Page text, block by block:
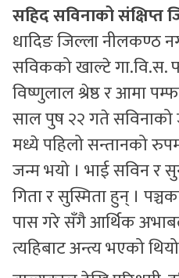
सहिद सविनाको संक्षिप्त
धादिङ जिल्ला नीलकण्ठ
सविकको खाल्टे गा.वि.स.
विष्णुलाल श्रेष्ठ र आमा
साल पुष २२ गते सविनाको
मध्ये पहिलो सन्तानको
जन्म भयो । भाई सविन र
गिता र सुस्मिता हुन् ।
पास गरे सँगै आर्थिक
त्यहिबाट अन्त्य भएको